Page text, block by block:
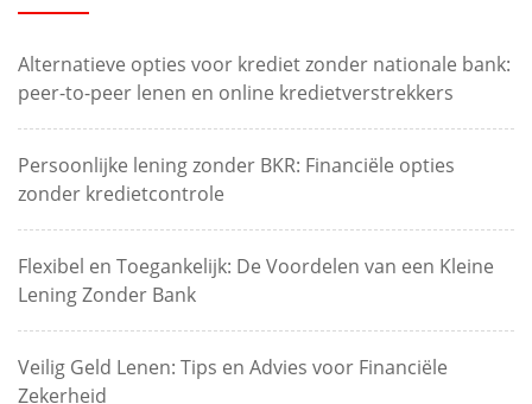
Alternatieve opties voor krediet zonder nationale bank:
peer-to-peer lenen en online kredietverstrekkers
Persoonlijke lening zonder BKR: Financiële opties
zonder kredietcontrole
Flexibel en Toegankelijk: De Voordelen van een Kleine
Lening Zonder Bank
Veilig Geld Lenen: Tips en Advies voor Financiële
Zekerheid